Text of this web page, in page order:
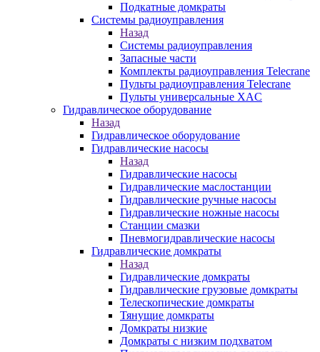
Подкатные домкраты
Системы радиоуправления
Назад
Системы радиоуправления
Запасные части
Комплекты радиоуправления Telecrane
Пульты радиоуправления Telecrane
Пульты универсальные XAC
Гидравлическое оборудование
Назад
Гидравлическое оборудование
Гидравлические насосы
Назад
Гидравлические насосы
Гидравлические маслостанции
Гидравлические ручные насосы
Гидравлические ножные насосы
Станции смазки
Пневмогидравлические насосы
Гидравлические домкраты
Назад
Гидравлические домкраты
Гидравлические грузовые домкраты
Телескопические домкраты
Тянущие домкраты
Домкраты низкие
Домкраты с низким подхватом